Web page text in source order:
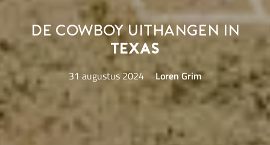
De cowboy uithangen in
Texas
31 augustus 2024 Loren Grim